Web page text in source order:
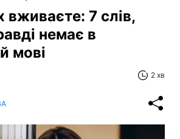
вживаєте: 7 слів,
немає в
мові
2 хв